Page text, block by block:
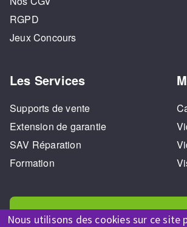
Nous utilisons des cookies sur ce site
RGPD
Jeux Concours
Les Services
Supports de vente
Extension de garantie
SAV Réparation
Formation